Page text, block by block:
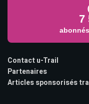
7
Contact u-Trail
Partenaires
Articles sponsorisés